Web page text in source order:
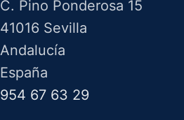
C. Pino Ponderosa 15
41016 Sevilla
Andalucía
España
954 67 63 29